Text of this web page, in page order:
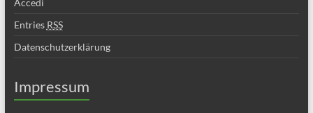
Accedi
Entries RSS
Datenschutzerklärung
Impressum